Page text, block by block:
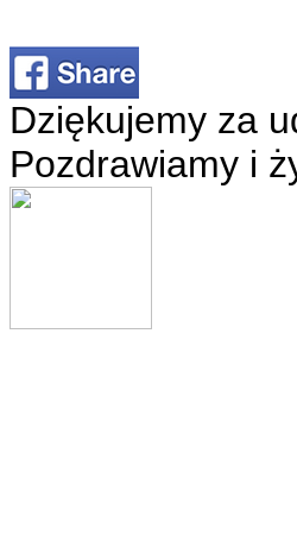
Dziękujemy za
Pozdrawiamy i